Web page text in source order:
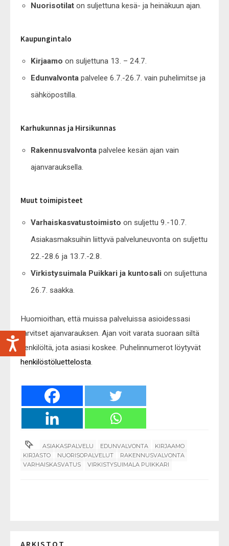
Nuorisotilat on suljettuna kesä- ja heinäkuun ajan.
Kaupungintalo
Kirjaamo on suljettuna 13. – 24.7.
Edunvalvonta palvelee 6.7.-26.7. vain puhelimitse ja
sähköpostilla.
Karhukunnas ja Hirsikunnas
Rakennusvalvonta palvelee kesän ajan vain
ajanvarauksella.
Muut toimipisteet
Varhaiskasvatustoimisto on suljettu 9.-10.7.
Asiakasmaksuihin liittyvä palveluneuvonta on suljettu
22.-28.6 ja 13.7.-2.8.
Virkistysuimala Puikkari ja kuntosali on suljettuna
26.7. saakka.
Huomioithan, että muissa palveluissa asioidessasi
tarvitset ajanvarauksen. Ajan voit varata suoraan siltä
henkilöltä, jota asiasi koskee. Puhelinnumerot löytyvät
henkilöstöluettelosta
ASIAKASPALVELU EDUNVALVONTA
KIRJAAMO
KIRJASTO
NUORISOPALVELUT
RAKENNUSVALVONTA
VARHAISKASVATUS
VIRKISTYSUIMALA PUIKKARI
ARKISTOT